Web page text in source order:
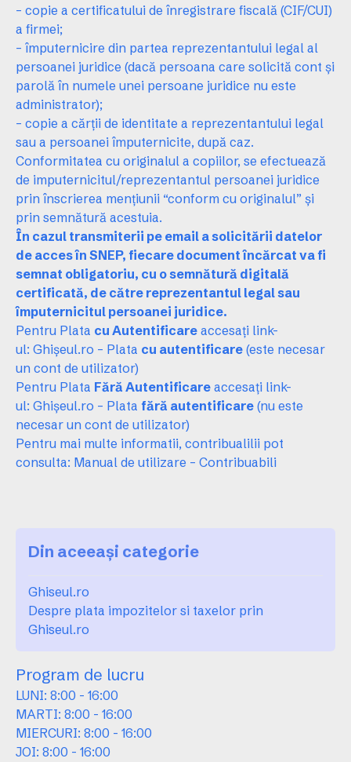
– copie a certificatului de înregistrare fiscală (CIF/CUI)
a firmei;
– împuternicire din partea reprezentantului legal al
persoanei juridice (dacă persoana care solicită cont și
parolă în numele unei persoane juridice nu este
administrator);
– copie a cărții de identitate a reprezentantului legal
sau a persoanei împuternicite, după caz.
Conformitatea cu originalul a copiilor, se efectuează
de imputernicitul/reprezentantul persoanei juridice
prin înscrierea mențiunii “conform cu originalul” și
prin semnătură acestuia.
În cazul transmiterii pe email a solicitării datelor
de acces în SNEP, fiecare document încărcat va fi
semnat obligatoriu, cu o semnătură digitală
certificată, de către reprezentantul legal sau
împuternicitul persoanei juridice.
Pentru Plata cu Autentificare accesați link-
ul: Ghișeul.ro – Plata cu autentificare (este necesar
un cont de utilizator)
Pentru Plata Fără Autentificare accesați link-
ul: Ghișeul.ro – Plata fără autentificare (nu este
necesar un cont de utilizator)
Pentru mai multe informatii, contribualilii pot
consulta: Manual de utilizare – Contribuabili
Din aceeași categorie
Ghiseul.ro
Despre plata impozitelor si taxelor prin
Ghiseul.ro
Program de lucru
LUNI: 8:00 - 16:00
MARTI: 8:00 - 16:00
MIERCURI: 8:00 - 16:00
JOI: 8:00 - 16:00